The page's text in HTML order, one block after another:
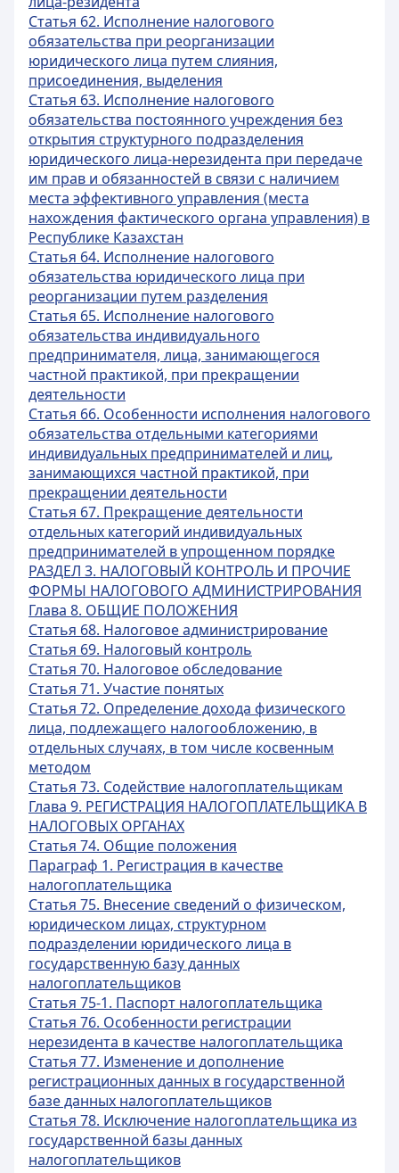
Статья 62. Исполнение налогового
обязательства при реорганизации
юридического лица путем слияния,
присоединения, выделения
Статья 63. Исполнение налогового
обязательства постоянного учреждения без
открытия структурного подразделения
юридического лица-нерезидента при передаче
им прав и обязанностей в связи с наличием
места эффективного управления (места
нахождения фактического органа управления) в
Республике Казахстан
Статья 64. Исполнение налогового
обязательства юридического лица при
реорганизации путем разделения
Статья 65. Исполнение налогового
обязательства индивидуального
предпринимателя, лица, занимающегося
частной практикой, при прекращении
деятельности
Статья 66. Особенности исполнения налогового
обязательства отдельными категориями
индивидуальных предпринимателей и лиц,
занимающихся частной практикой, при
прекращении деятельности
Статья 67. Прекращение деятельности
отдельных категорий индивидуальных
предпринимателей в упрощенном порядке
РАЗДЕЛ 3. НАЛОГОВЫЙ КОНТРОЛЬ И ПРОЧИЕ
ФОРМЫ НАЛОГОВОГО АДМИНИСТРИРОВАНИЯ
Глава 8. ОБЩИЕ ПОЛОЖЕНИЯ
Статья 68. Налоговое администрирование
Статья 69. Налоговый контроль
Статья 70. Налоговое обследование
Статья 71. Участие понятых
Статья 72. Определение дохода физического
лица, подлежащего налогообложению, в
отдельных случаях, в том числе косвенным
методом
Статья 73. Содействие налогоплательщикам
Глава 9. РЕГИСТРАЦИЯ НАЛОГОПЛАТЕЛЬЩИКА В
НАЛОГОВЫХ ОРГАНАХ
Статья 74. Общие положения
Параграф 1. Регистрация в качестве
налогоплательщика
Статья 75. Внесение сведений о физическом,
юридическом лицах, структурном
подразделении юридического лица в
государственную базу данных
налогоплательщиков
Статья 75-1. Паспорт налогоплательщика
Статья 76. Особенности регистрации
нерезидента в качестве налогоплательщика
Статья 77. Изменение и дополнение
регистрационных данных в государственной
базе данных налогоплательщиков
Статья 78. Исключение налогоплательщика из
государственной базы данных
налогоплательщиков